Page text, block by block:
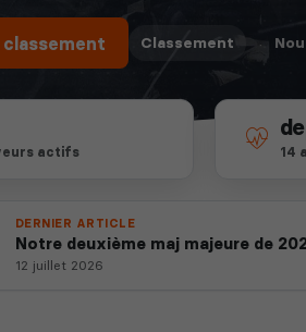
classement Classement ·
actifs 14
DERNIER ARTICLE
Notre deuxième maj majeure de
12 juillet 2026